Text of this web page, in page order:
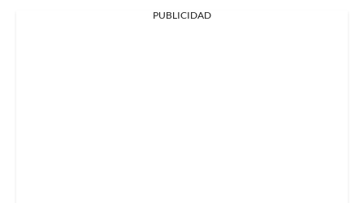
PUBLICIDAD